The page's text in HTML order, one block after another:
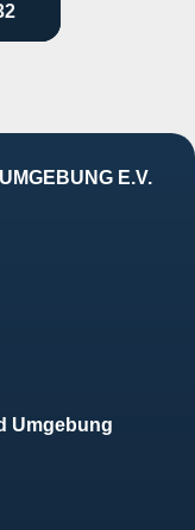
E.V.
Umgebung